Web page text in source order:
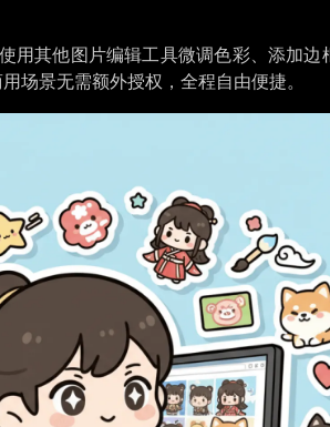
其他图片编辑工具微调色彩、添加边
场景无需额外授权，全程自由便捷。